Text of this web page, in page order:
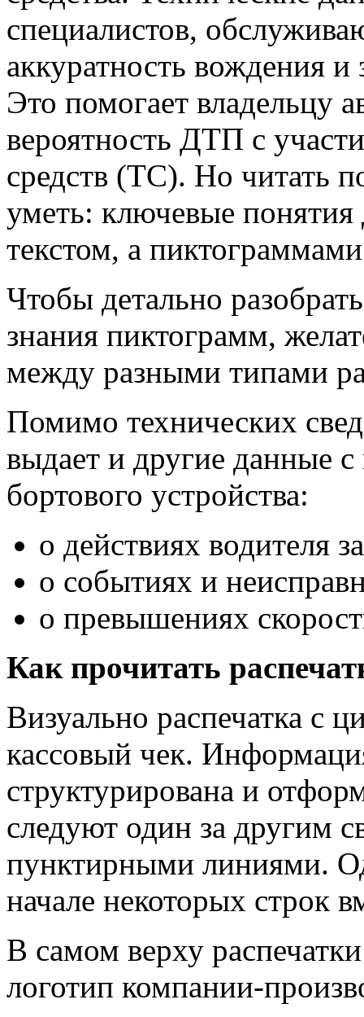
специалистов,
аккуратность вождения
Это помогает владельцу
вероятность ДТП с
средств (ТС). Но читать
уметь: ключевые понятия
текстом, а
Чтобы детально
знания пиктограмм,
между разными типами
Помимо технических
выдает и другие данные
бортового устройства:
о действиях водителя
о событиях и
о превышениях
Как прочитать
Визуально распечатка с
кассовый чек.
структурирована и
следуют один за другим
пунктирными линиями.
начале некоторых строк
В самом верху
логотип компании-